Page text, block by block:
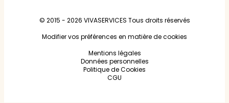
© 2015 - 2026 VIVASERVICES Tous droits réservés
Modifier vos préférences en matière de cookies
Mentions légales
Données personnelles
Politique de Cookies
CGU